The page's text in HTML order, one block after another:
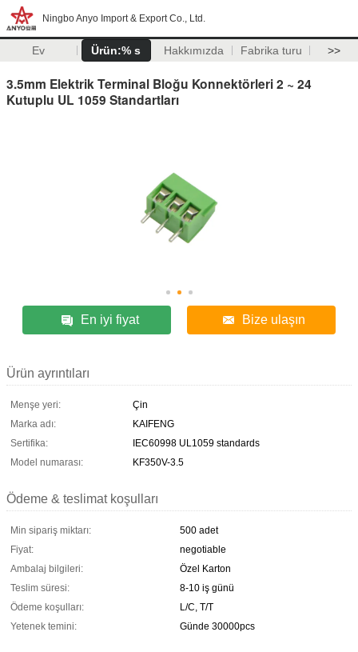
Ningbo Anyo Import & Export Co., Ltd.
Ev Ürün:% s Hakkımızda Fabrika turu >>
3.5mm Elektrik Terminal Bloğu Konnektörleri 2 ~ 24
Kutuplu UL 1059 Standartları
En iyi fiyat Bize ulaşın
Ürün ayrıntıları
Menşe yeri:
Çin
Marka adı:
KAIFENG
Sertifika:
IEC60998 UL1059 standards
Model numarası:
KF350V-3.5
Ödeme & teslimat koşulları
Min sipariş miktarı:
500 adet
Fiyat:
negotiable
Ambalaj bilgileri:
Özel Karton
Teslim süresi:
8-10 iş günü
Ödeme koşulları:
L/C, T/T
Yetenek temini:
Günde 30000pcs